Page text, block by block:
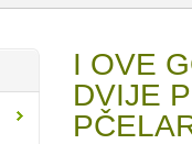
I OVE
DVIJE